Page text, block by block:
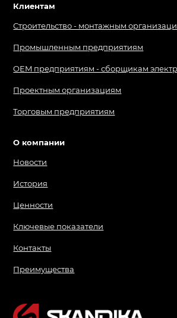
Клиентам
Строительство - монтажным
Промышленным предприятиям
OEM предприятиям - сборщикам
Проектным организациям
Торговым предприятиям
О компании
Новости
История
Ценности
Ключевые показатели
Контакты
Преимущества